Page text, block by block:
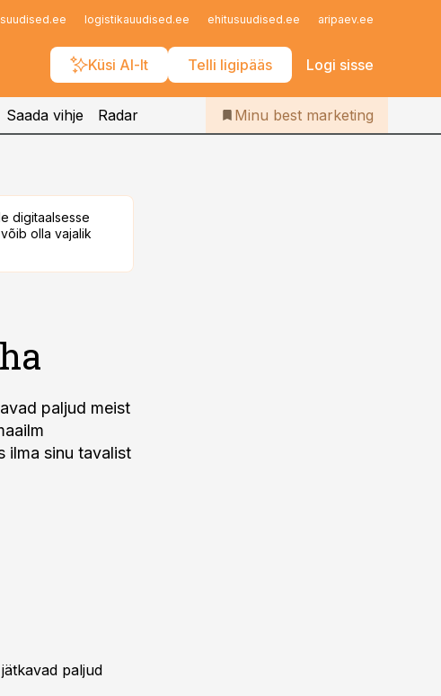
logistikauudised.ee ehitusuudised.ee aripaev.ee
Küsi AI-lt Telli ligipääs Logi sisse
Iseteenindus
Telli Bestmarketing
Saada vihje Radar Minu best marketing
digitaalsesse
olla vajalik
paljud meist
ilma sinu tavalist
paljud